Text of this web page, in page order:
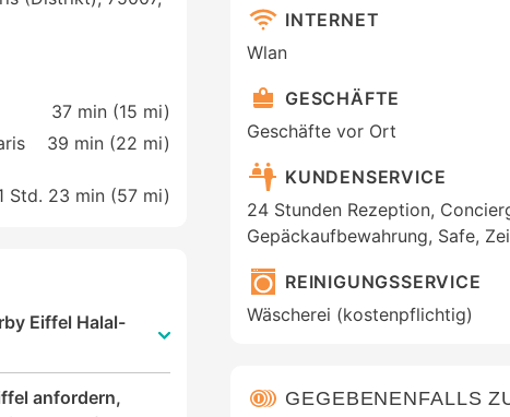
37 min (15 mi)
39 min (22 mi)
Std. 23 min (57 mi)
Eiffel Halal-
anfordern,
INTERNET
Wlan
GESCHÄFTE
Geschäfte vor Ort
KUNDENSERVICE
24 Stunden Rezeption,
Gepäckaufbewahrung, Safe,
REINIGUNGSSERVICE
Wäscherei (kostenpflichtig)
GEGEBENENFALLS